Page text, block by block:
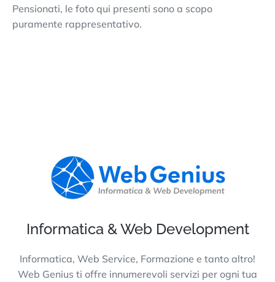
Pensionati, le foto qui presenti sono a scopo
puramente rappresentativo.
Informatica & Web Development
Informatica, Web Service, Formazione e tanto altro!
Web Genius ti offre innumerevoli servizi per ogni tua